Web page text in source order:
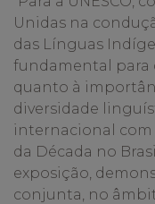
Unidas na
das Línguas
fundamental para
quanto à
diversidade
internacional com
da Década no
exposição,
conjunta, no